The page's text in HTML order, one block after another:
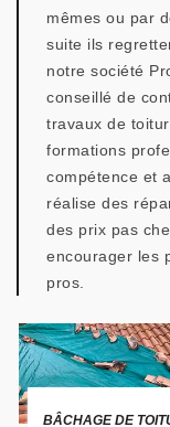
mêmes ou par
suite ils
notre société
conseillé de
travaux de
formations
compétence et
réalise des
des prix pas
encourager les
pros.
BÂCHAGE DE